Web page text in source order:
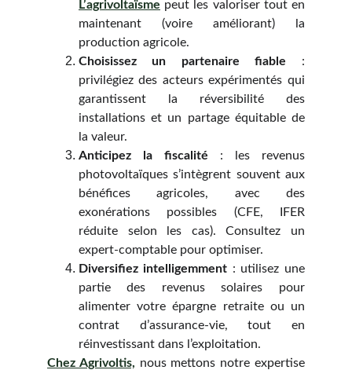
L’agrivoltaïsme peut les valoriser tout en
maintenant (voire améliorant) la
production agricole.
Choisissez un partenaire fiable :
privilégiez des acteurs expérimentés qui
garantissent la réversibilité des
installations et un partage équitable de
la valeur.
Anticipez la fiscalité : les revenus
photovoltaïques s’intègrent souvent aux
bénéfices agricoles, avec des
exonérations possibles (CFE, IFER
réduite selon les cas). Consultez un
expert-comptable pour optimiser.
Diversifiez intelligemment : utilisez une
partie des revenus solaires pour
alimenter votre épargne retraite ou un
contrat d’assurance-vie, tout en
réinvestissant dans l’exploitation.
Chez Agrivoltis, nous mettons notre expertise